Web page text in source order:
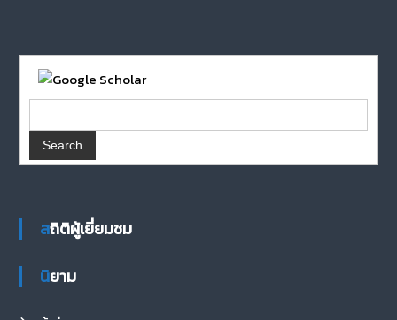
สถิติผู้เยี่ยมชม
นิยาม